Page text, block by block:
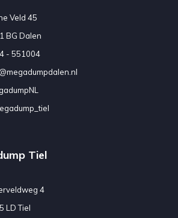
Veld 45
BG Dalen
- 551004
Tiel
4
LD Tiel